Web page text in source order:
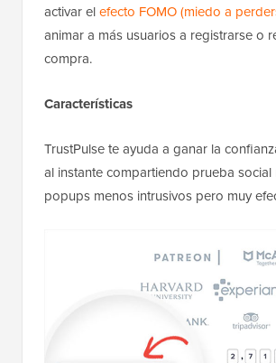
activar elefecto FOMO (miedo a
animar a más usuarios a registrarse o
compra.
Características
TrustPulse te ayuda a ganar la
al instante compartiendo prueba social
popups menos intrusivos pero muy